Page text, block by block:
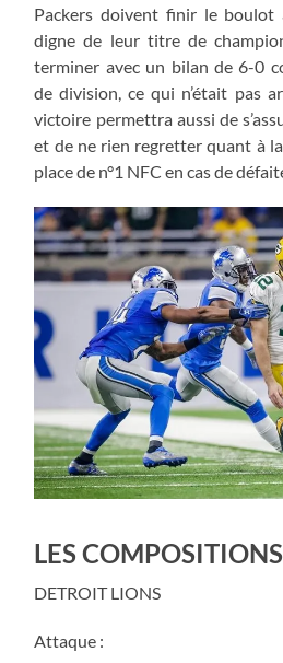
Packers doivent finir le boulot
digne de leur titre de
terminer avec un bilan de 6-0
de division, ce qui n’était pas
victoire permettra aussi de
et de ne rien regretter quant à
place de n°1 NFC en cas de
LES
DETROIT LIONS
Attaque :